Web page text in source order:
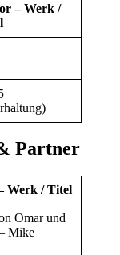
– Werk /
Partner
Werk / Titel
Omar und
Mike